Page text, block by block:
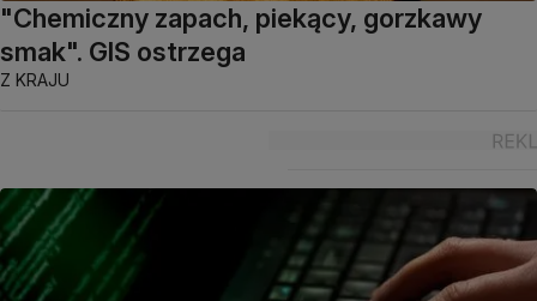
"Chemiczny zapach, piekący, gorzkawy
smak". GIS ostrzega
Z KRAJU